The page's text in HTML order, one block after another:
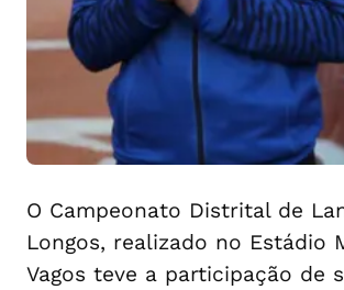
O Campeonato Distrital de
Longos, realizado no Estádio
Vagos teve a participação de